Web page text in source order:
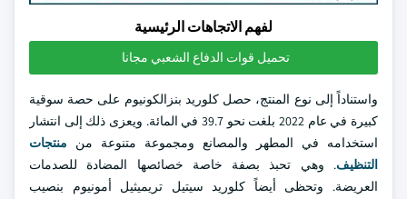
لفهم الاتجاهات الرئيسية
تحميل قوات الدفاع الشعبي مجانا
واستناداً إلى نوع المنتج، حصل كلوريد بنزالكونيوم على حصة سوقية
كبيرة في عام 2022 بلغت نحو 39.7 في المائة. ويعزى ذلك إلى انتشار
استخدامه في المطهر والمصانع ومجموعة متنوعة من منتجات
التنظيف. وهي تحبذ بصفة خاصة خصائصها المضادة للصدمات
العريضة. وتحظى أيضاً كلوريد سيتيل تريميثيل أمونيوم بنصيب